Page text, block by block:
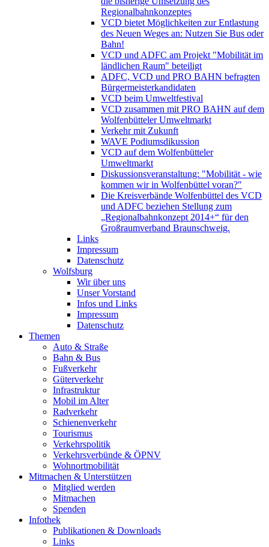
Regionalbahnkonzeptes
VCD bietet Möglichkeiten zur Entlastung
des Neuen Weges an: Nutzen Sie Bus oder
Bahn!
VCD und ADFC am Projekt "Mobilität im
ländlichen Raum" beteiligt
ADFC, VCD und PRO BAHN befragten
Bürgermeisterkandidaten
VCD beim Umweltfestival
VCD zusammen mit PRO BAHN auf dem
Wolfenbütteler Umweltmarkt
Verkehr mit Zukunft
WAVE Podiumsdikussion
VCD auf dem Wolfenbütteler
Umweltmarkt
Diskussionsveranstaltung: "Mobilität - wie
kommen wir in Wolfenbüttel voran?"
Die Kreisverbände Wolfenbüttel des VCD
und ADFC beziehen Stellung zum
„Regionalbahnkonzept 2014+“ für den
Großraumverband Braunschweig.
Links
Impressum
Datenschutz
Wolfsburg
Wir über uns
Unser Vorstand
Infos und Links
Impressum
Datenschutz
Themen
Auto & Straße
Bahn & Bus
Fußverkehr
Güterverkehr
Infrastruktur
Mobil im Alter
Radverkehr
Schienenverkehr
Tourismus
Verkehrspolitik
Verkehrsverbünde & ÖPNV
Wohnortmobilität
Mitmachen & Unterstützen
Mitglied werden
Mitmachen
Spenden
Infothek
Publikationen & Downloads
Links